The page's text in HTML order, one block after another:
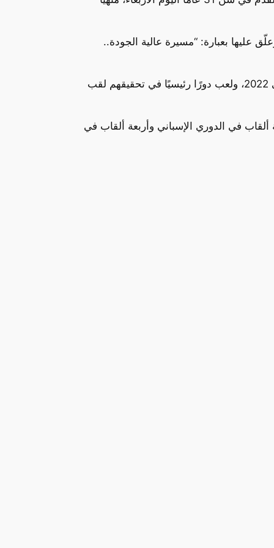
عليها بعبارة: “مسيرة عالية الجودة..
تألق فاران بجانب بنزيما في ريال مدريد والمنتخب الفرنسي، حيث خاض 93 مباراة مع منتخب فرنسا من 2013 إلى 2022، ولعب دورًا رئيسيًا في تحقيقهم لقب
انتقاله إلى ريال مدريد عام 2011، حيث خاض 360 مباراة وفاز بثلاثة ألقاب في الدوري الإسباني وأربعة ألقاب في